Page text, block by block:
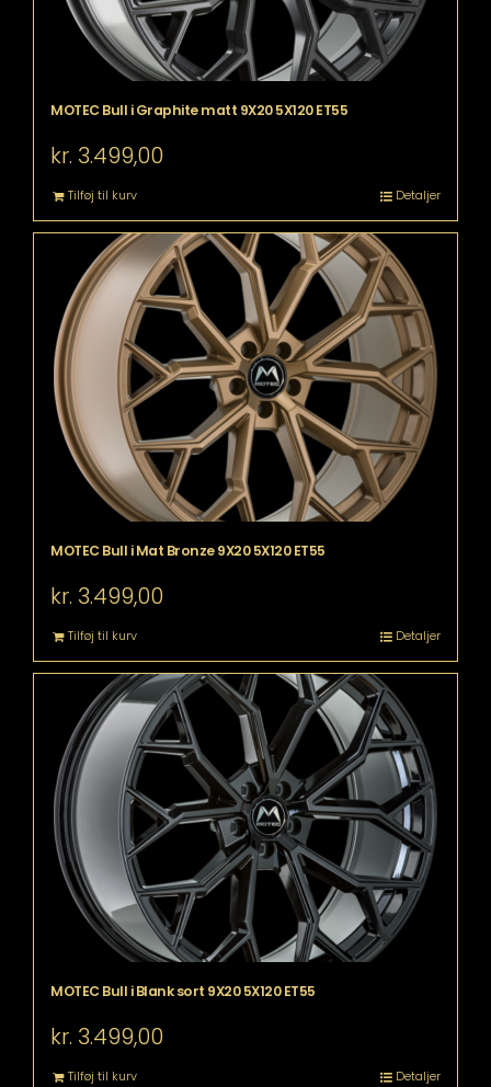
MOTEC Bull i Graphite matt 9X20 5X120 ET55
kr. 3.499,00
Tilføj til kurv Detaljer
MOTEC Bull i Mat Bronze 9X20 5X120 ET55
kr. 3.499,00
Tilføj til kurv Detaljer
MOTEC Bull i Blank sort 9X20 5X120 ET55
kr. 3.499,00
Tilføj til kurv Detaljer